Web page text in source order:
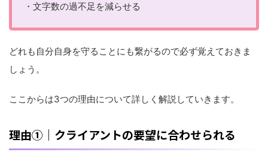
・文字数の過不足を減らせる
どれも自分自身を守ることにも繋がるので必ず覚えておきま
しょう。
ここからは3つの理由について詳しく解説していきます。
理由①｜クライアントの要望に合わせられる